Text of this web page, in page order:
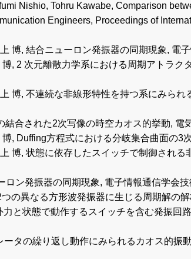
Nishio, Tohru Kawabe, Comparison
Engineers, Proceedings of
博, 結合ニューロン発振器の同期現象, 電
博, 2 次元離散力学系における周期アトラ
博, 不連続な非線形特性を持つ系にみら
結合された2次写像の時空カオス的挙動,
博, Duffing方程式における分岐集合曲面の3
博, 状態に依存したスイッチで制御され
ロン発振器の同期現象, 電子情報通信学会
の異なる方形波発振器に生じる周期解の
力と状態で動作するスイッチを含む発振回
ータの繰り返し動作にみられるカオス的振